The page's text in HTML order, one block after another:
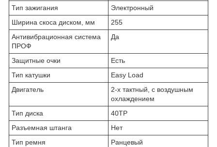
Тип зажигания
Электронный
Ширина скоса диском, мм
255
Антивибрационная система
ПРОФ
Да
Защитные очки
Есть
Тип катушки
Easy Load
Двигатель
2-х тактный, с воздушным
охлаждением
Тип диска
40ТР
Разъемная штанга
Нет
Тип ремня
Ранцевый